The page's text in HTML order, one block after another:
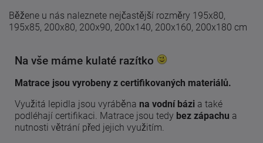
Běžene u nás naleznete nejčastější rozměry 195x80,
195x85, 200x80, 200x90, 200x140, 200x160, 200x180 cm
Na vše máme kulaté razítko
Matrace jsou vyrobeny z certifikovaných materiálů.
Využitá lepidla jsou vyráběna na vodní bázi a také
podléhají certifikaci. Matrace jsou tedy bez zápachu a
nutnosti větrání před jejich využitím.